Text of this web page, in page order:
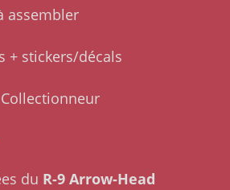
assembler
+ stickers/décals
du R-9 Arrow-Head